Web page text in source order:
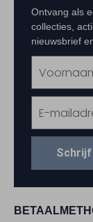
Ontvang als
collecties,
nieuwsbrief
Schrijf